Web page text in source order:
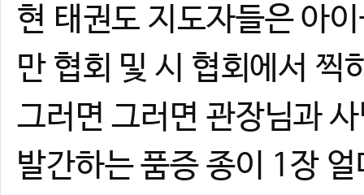
현 태권도 지도자들은 아
만 협회 및 시 협회에서 찍
그러면 그러면 관장님과
발간하는 품증 종이 1장